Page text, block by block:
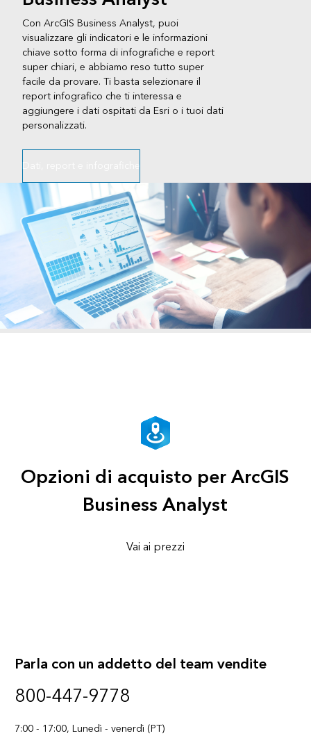
Con ArcGIS Business Analyst, puoi
visualizzare gli indicatori e le informazioni
chiave sotto forma di infografiche e report
super chiari, e abbiamo reso tutto super
facile da provare. Ti basta selezionare il
report infografico che ti interessa e
aggiungere i dati ospitati da Esri o i tuoi dati
personalizzati.
Dati, report e infografiche
Opzioni di acquisto per ArcGIS
Business Analyst
Vai ai prezzi
Parla con un addetto del team vendite
800-447-9778
7:00 - 17:00, Lunedì - venerdì (PT)